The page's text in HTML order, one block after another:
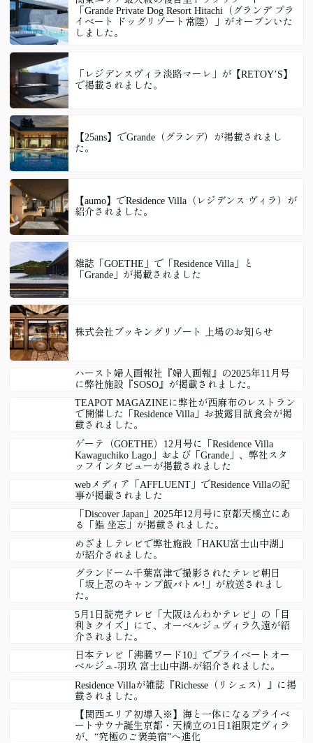
「Grande Private Dog Resort Hitachi（グランデ プラ
イベート ドッグリゾート常陸）」がオープンいた
しました。
「レジデンスヴィラ淡路マーレ」が【RETOY’S】
で掲載されました。
【25ans】でGrande（グランデ）が掲載されまし
た。
【aumo】でResidence Villa（レジデンス ヴィラ）が
紹介されました。
雑誌「GOETHE」で「Residence Villa」と
「Grande」が掲載されました
株式会社ブッキングリゾート 上場のお知らせ
ハースト婦人画報社『婦人画報』の2025年11月号
に弊社施設『SOSO』が掲載されました。
TEAPOT MAGAZINEに弊社が西麻布のレストラン
で開催した「Residence Villa」お披露目試食会が掲
載されました。
ゲーテ（GOETHE）12月号に「Residence Villa
Kawaguchiko Lago」および「Grande」、弊社スタ
ッフインタビューが掲載されました
webメディア「AFFLUENT」でResidence Villaの記
事が掲載されました
「Discover Japan」2025年12月号に京都天橋立にあ
る「鮨 坐忘」が掲載されました。
めざましテレビで弊社施設「HAKU富士山中湖」
が紹介されました。
グランドーム千葉富津で撮影されたテレビ朝日
「坂上忍のキャンプ飯バトル!」が放送されまし
た。
5月1日読売テレビ「大阪ほんわかテレビ」の「目
利きクイズ」にて、オーベルジュヴィラ久遠が紹
介されました。
日本テレビ「沸騰ワード10」でプライベートオー
ベルジュ-羽玖 富士山中湖-が紹介されました。
Residence Villaが雑誌『Richesse（リシェス）』に掲
載されました。
【関西エリア初導入※】海と一体になるプライベ
ートサウナ誕生京都・天橋立の1日1組限定ヴィラ
が、“究極のご褒美宿”へ進化